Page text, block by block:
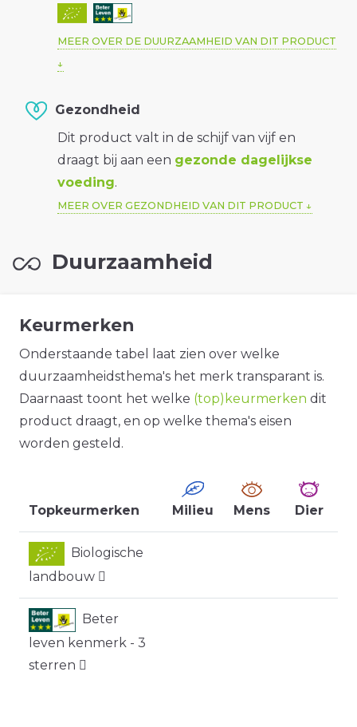
MEER OVER DE DUURZAAMHEID VAN DIT PRODUCT
Gezondheid
Dit product valt in de schijf van vijf en
draagt bij aan een gezonde dagelijkse
voeding.
MEER OVER GEZONDHEID VAN DIT PRODUCT
Duurzaamheid
Keurmerken
Onderstaande tabel laat zien over welke
duurzaamheidsthema's het merk transparant is.
Daarnaast toont het welke (top)keurmerken dit
product draagt, en op welke thema's eisen
worden gesteld.
Topkeurmerken Milieu Mens Dier
Biologische
landbouw
Beter
leven kenmerk - 3
sterren